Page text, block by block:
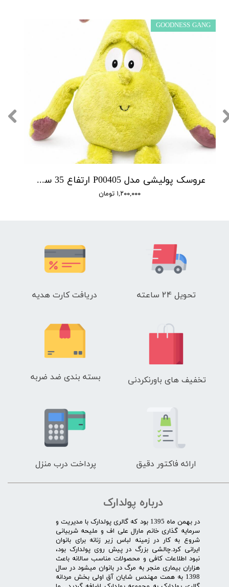
عروسک پولیشی مدل P00405 ارتفاع 35 سانتی‌متر
۱,۲۰۰,۰۰۰ تومان
GOODNESS GANG
تحویل 24 ساعته دریافت کارت هدیه
تخفیف های باورنکردنی بسته بندی ضد ضربه
ارائه فاکتور دقیق پرداخت درب منزل
درباره پولدارک
در بهمن ماه 1395 بود که گالری پولدارک با مدیریت و
سرمایه گذاری خانم مارال علی اف و ملیحه شربیانی
شروع به کار در زمینه لباس زیر زنانه برای بانوان
ایرانی کرد.چالشی بزرگ در پیش روی پولدارک بود،
نبود اطلاعات کافی و محصولات مناسب سالانه باعث
هزاران بیماری منجر به مرگ در بانوان میشود در سال
1398 به همت مهندس شایان آق اولی بخش مردانه